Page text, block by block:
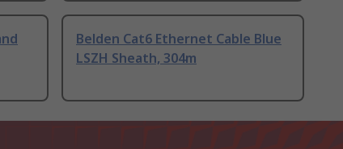
Belden Cat6 Ethernet Cable Blue
LSZH Sheath, 304m